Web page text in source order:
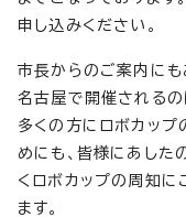
申し込みください。
市長からのご案内にも
名古屋で開催される
多くの方にロボカッ
めにも、皆様にあした
くロボカップの周知
ます。